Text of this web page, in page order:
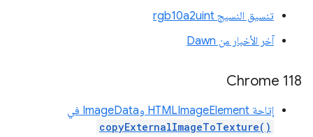
تنسيق النسيج rgb10a2uint
آخر الأخبار من Dawn
‫Chrome 118
إتاحة HTMLImageElement وImageData في
copyExternalImageToTexture()